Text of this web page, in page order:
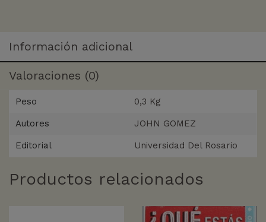
Información adicional
Valoraciones (0)
Peso 0,3 Kg
Autores JOHN GOMEZ
Editorial Universidad Del Rosario
Productos relacionados